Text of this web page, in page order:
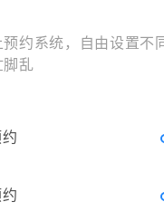
预约系统，自由设置不
脚乱